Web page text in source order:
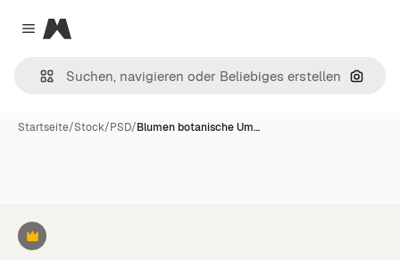
Close menu
Magnific
Nach
Startseite/Stock/PSD/Blumen botanische Um…
Premium